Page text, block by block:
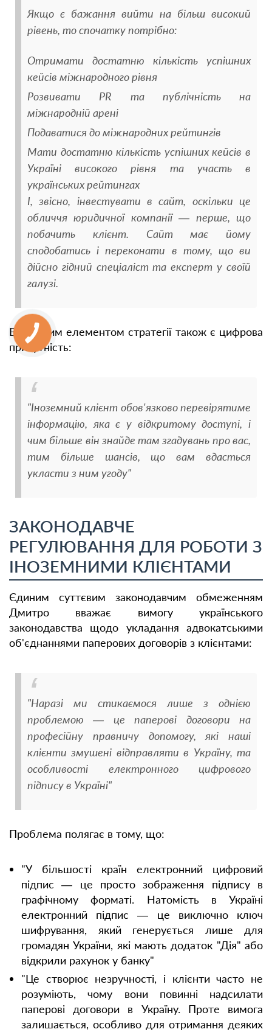
Якщо є бажання вийти на більш високий
рівень, то спочатку потрібно:
Отримати достатню кількість успішних
кейсів міжнародного рівня
Розвивати PR та публічність на
міжнародній арені
Подаватися до міжнародних рейтингів
Мати достатню кількість успішних кейсів в
Україні високого рівня та участь в
українських рейтингах
І, звісно, інвестувати в сайт, оскільки це
обличчя юридичної компанії — перше, що
побачить клієнт. Сайт має йому
сподобатись і переконати в тому, що ви
дійсно гідний спеціаліст та експерт у своїй
галузі.
Важливим елементом стратегії також є цифрова
присутність:
"Іноземний клієнт обов'язково перевірятиме
інформацію, яка є у відкритому доступі, і
чим більше він знайде там згадувань про вас,
тим більше шансів, що вам вдасться
укласти з ним угоду"
ЗАКОНОДАВЧЕ
РЕГУЛЮВАННЯ ДЛЯ РОБОТИ З
ІНОЗЕМНИМИ КЛІЄНТАМИ
Єдиним суттєвим законодавчим обмеженням
Дмитро вважає вимогу українського
законодавства щодо укладання адвокатськими
об'єднаннями паперових договорів з клієнтами:
"Наразі ми стикаємося лише з однією
проблемою — це паперові договори на
професійну правничу допомогу, які наші
клієнти змушені відправляти в Україну, та
особливості електронного цифрового
підпису в Україні"
Проблема полягає в тому, що:
"У більшості країн електронний цифровий
підпис — це просто зображення підпису в
графічному форматі. Натомість в Україні
електронний підпис — це виключно ключ
шифрування, який генерується лише для
громадян України, які мають додаток "Дія" або
відкрили рахунок у банку"
"Це створює незручності, і клієнти часто не
розуміють, чому вони повинні надсилати
паперові договори в Україну. Проте вимога
залишається, особливо для отримання деяких